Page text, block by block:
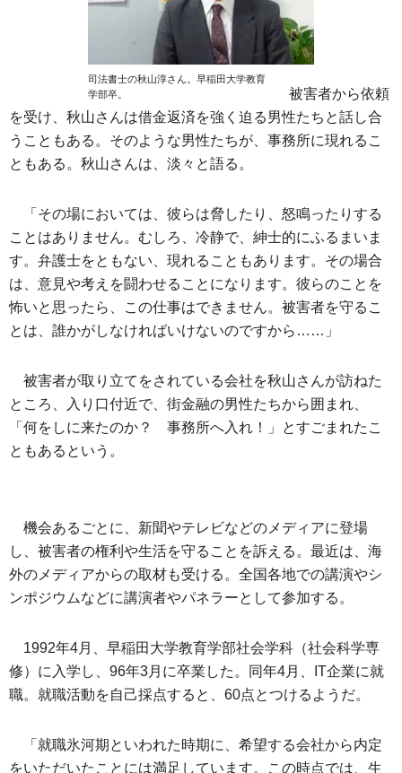
司法書士の秋山淳さん。早稲田大学教育
学部卒。
被害者から依頼
を受け、秋山さんは借金返済を強く迫る男性たちと話し合
うこともある。そのような男性たちが、事務所に現れるこ
ともある。秋山さんは、淡々と語る。
「その場においては、彼らは脅したり、怒鳴ったりする
ことはありません。むしろ、冷静で、紳士的にふるまいま
す。弁護士をともない、現れることもあります。その場合
は、意見や考えを闘わせることになります。彼らのことを
怖いと思ったら、この仕事はできません。被害者を守るこ
とは、誰かがしなければいけないのですから……」
被害者が取り立てをされている会社を秋山さんが訪ねた
ところ、入り口付近で、街金融の男性たちから囲まれ、
「何をしに来たのか？ 事務所へ入れ！」とすごまれたこ
ともあるという。
機会あるごとに、新聞やテレビなどのメディアに登場
し、被害者の権利や生活を守ることを訴える。最近は、海
外のメディアからの取材も受ける。全国各地での講演やシ
ンポジウムなどに講演者やパネラーとして参加する。
1992年4月、早稲田大学教育学部社会学科（社会科学専
修）に入学し、96年3月に卒業した。同年4月、IT企業に就
職。就職活動を自己採点すると、60点とつけるようだ。
「就職氷河期といわれた時期に、希望する会社から内定
をいただいたことには満足しています。この時点では、生